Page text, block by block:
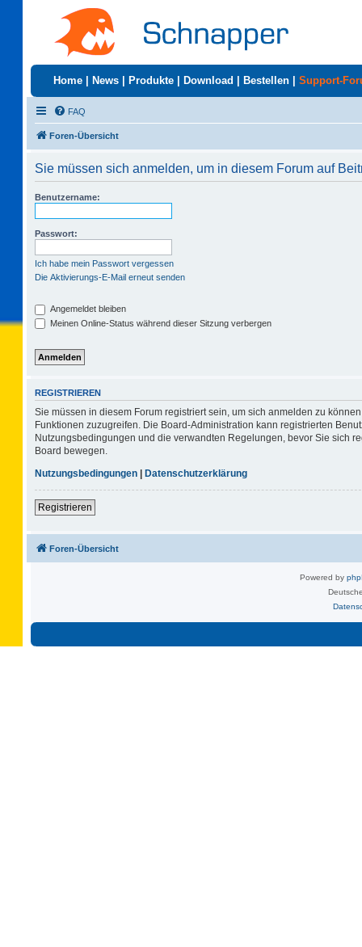
Home News Produkte Download Bestellen Support-
FAQ
Foren-Übersicht
Sie müssen sich anmelden, um in diesem Forum auf
Benutzername:
Passwort:
Ich habe mein Passwort vergessen
Die Aktivierungs-E-Mail erneut senden
Angemeldet bleiben
Meinen Online-Status während dieser Sitzung verbergen
REGISTRIEREN
Sie müssen in diesem Forum registriert sein, um sich anmelden zu
Funktionen zuzugreifen. Die Board-Administration kann registrierten
Nutzungsbedingungen und die verwandten Regelungen, bevor Sie sich
Board bewegen.
Nutzungsbedingungen | Datenschutzerklärung
Registrieren
Foren-Übersicht
Powered by